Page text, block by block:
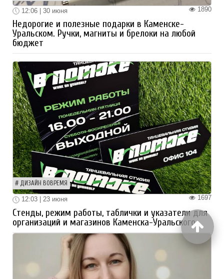
1890
12:06 | 30 июня
Недорогие и полезные подарки в Каменске-
Уральском. Ручки, магниты и брелоки на любой
бюджет
ДИЗАЙН ВОВРЕМЯ
1697
12:03 | 23 июня
Стенды, режим работы, таблички и указатели для
организаций и магазинов Каменска-Уральского